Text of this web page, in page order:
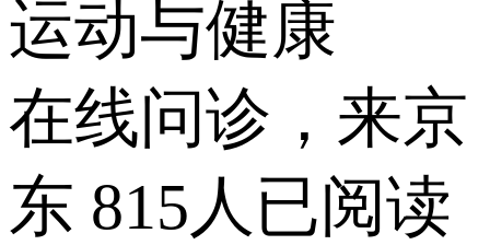
运动与健康
在线问诊，来京
东 815人已阅读